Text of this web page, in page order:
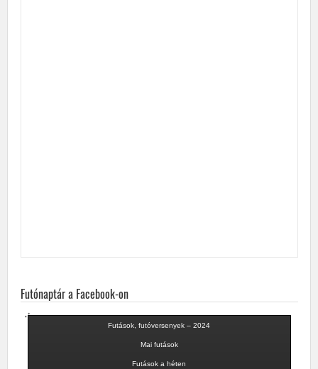
Futónaptár a Facebook-on
Futások, futóversenyek – 2024
Mai futások
Futások a héten